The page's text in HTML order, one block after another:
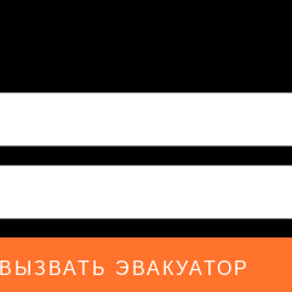
ВЫЗВАТЬ ЭВАКУАТОР